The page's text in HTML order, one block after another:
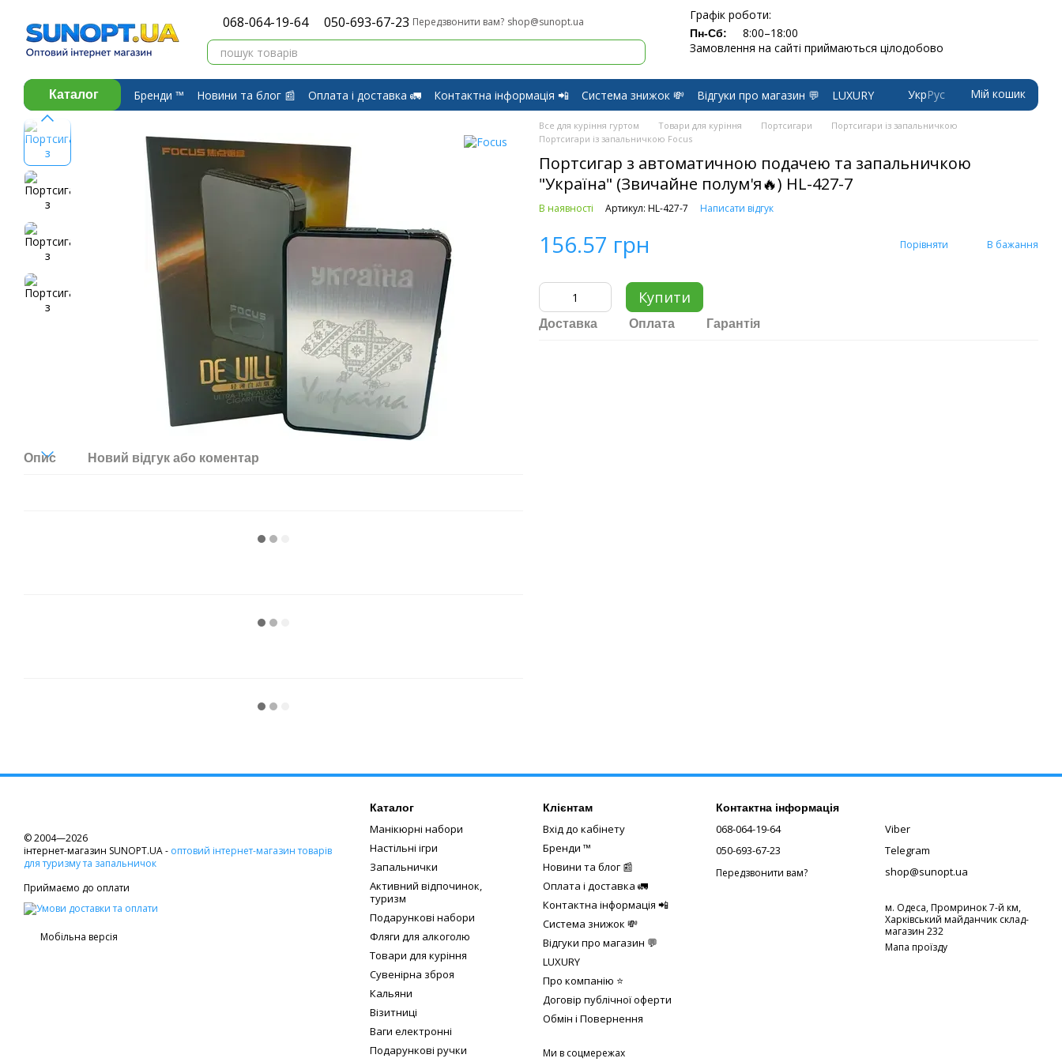
068-064-19-64 050-693-67-23 Передзвонити вам? shop@sunopt.ua Графік роботи:
Пн-Сб:
8:00–18:00
Замовлення на сайті приймаються цілодобово
Каталог Бренди ™️ Новини та блог 📰 Оплата і доставка 🚛 Контактна інформація 📲 Система знижок 💸 Відгуки про магазин 💬
LUXURY
Про компанію ⭐
Договір публічної оферти Обмін і Повернення
УкрРус Мій кошик
Опис Новий відгук або коментар
Все для куріння гуртом Товари для куріння Портсигари
Портсигари із запальничкою
Портсигари із запальничкою Focus
Портсигар з автоматичною подачею та запальничкою
"Україна" (Звичайне полум'я🔥) HL-427-7
В наявності Артикул: HL-427-7 Написати відгук
156.57 грн Порівняти В бажання
Купити
Доставка Оплата Гарантія
© 2004—2026
інтернет-магазин SUNOPT.UA - оптовий інтернет-магазин товарів
для туризму та запальничок
Приймаємо до оплати
Мобільна версія
Каталог
Манікюрні набори
Настільні ігри
Запальнички
Активний відпочинок,
туризм
Подарункові набори
Фляги для алкоголю
Товари для куріння
Сувенірна зброя
Кальяни
Візитниці
Ваги електронні
Подарункові ручки
Клієнтам
Вхід до кабінету
Бренди ™️
Новини та блог 📰
Оплата і доставка 🚛
Контактна інформація 📲
Система знижок 💸
Відгуки про магазин 💬
LUXURY
Про компанію ⭐
Договір публічної оферти
Обмін і Повернення
Ми в соцмережах
Контактна інформація
068-064-19-64
050-693-67-23
Передзвонити вам?
Viber
Telegram
shop@sunopt.ua
м. Одеса, Промринок 7-й км,
Харківський майданчик склад-
магазин 232
Мапа проїзду